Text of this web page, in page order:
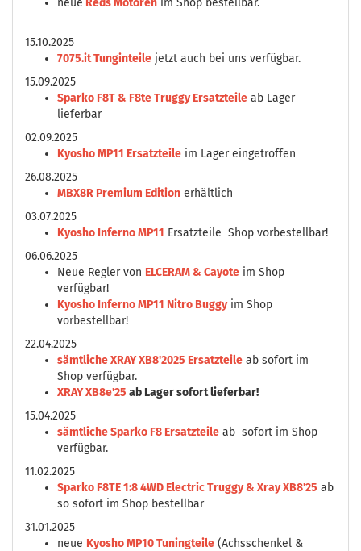
15.10.2025
7075.it Tunginteile jetzt auch bei uns verfügbar.
15.09.2025
Sparko F8T & F8te Truggy Ersatzteile ab Lager
lieferbar
02.09.2025
Kyosho MP11 Ersatzteile im Lager eingetroffen
26.08.2025
MBX8R Premium Edition erhältlich
03.07.2025
Kyosho Inferno MP11 Ersatzteile Shop vorbestellbar!
06.06.2025
Neue Regler von ELCERAM & Cayote im Shop
verfügbar!
Kyosho Inferno MP11 Nitro Buggyim Shop
vorbestellbar!
22.04.2025
sämtliche XRAY XB8'2025 Ersatzteile ab sofort im
Shop verfügbar.
XRAY XB8e'25 ab Lager sofort lieferbar!
15.04.2025
sämtliche Sparko F8 Ersatzteile ab sofort im Shop
verfügbar.
11.02.2025
Sparko F8TE 1:8 4WD Electric Truggy & Xray XB8'25 ab
so sofort im Shop bestellbar
31.01.2025
neue Kyosho MP10 Tuningteile (Achsschenkel &